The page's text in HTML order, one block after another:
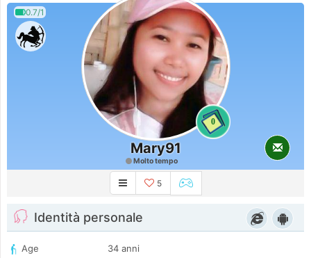
0.7/1
0
Mary91
Molto tempo
5
Identità personale
Age
34 anni